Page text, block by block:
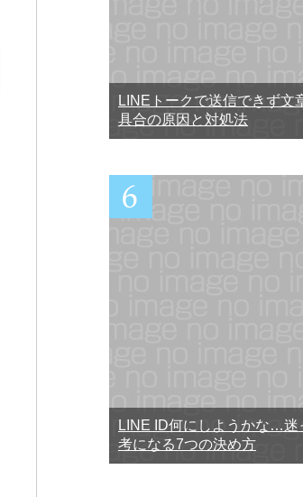
LINEトークで送信できず文
具合の原因と対処法
LINE ID何にしようかな…迷
考になる7つの決め方